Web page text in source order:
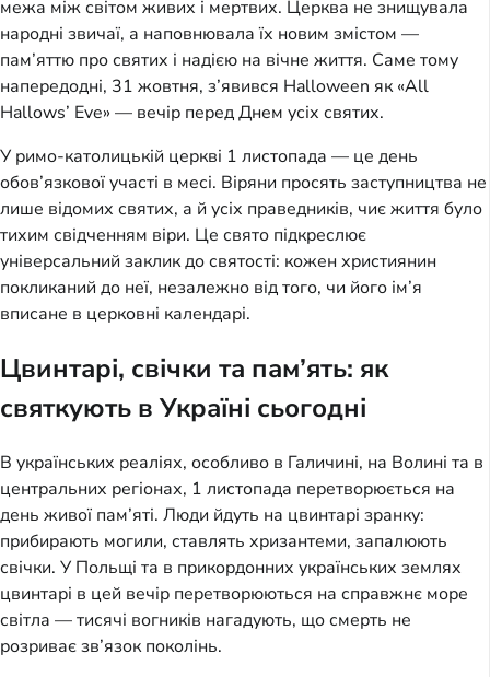
межа між світом живих і мертвих. Церква не знищувала
народні звичаї, а наповнювала їх новим змістом —
пам’яттю про святих і надією на вічне життя. Саме тому
напередодні, 31 жовтня, з’явився Halloween як «All
Hallows’ Eve» — вечір перед Днем усіх святих.
У римо-католицькій церкві 1 листопада — це день
обов’язкової участі в месі. Віряни просять заступництва не
лише відомих святих, а й усіх праведників, чиє життя було
тихим свідченням віри. Це свято підкреслює
універсальний заклик до святості: кожен християнин
покликаний до неї, незалежно від того, чи його ім’я
вписане в церковні календарі.
Цвинтарі, свічки та пам’ять: як
святкують в Україні сьогодні
В українських реаліях, особливо в Галичині, на Волині та в
центральних регіонах, 1 листопада перетворюється на
день живої пам’яті. Люди йдуть на цвинтарі зранку:
прибирають могили, ставлять хризантеми, запалюють
свічки. У Польщі та в прикордонних українських землях
цвинтарі в цей вечір перетворюються на справжнє море
світла — тисячі вогників нагадують, що смерть не
розриває зв’язок поколінь.